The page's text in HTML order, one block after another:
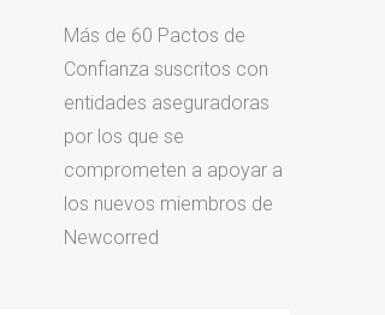
Más de 60 Pactos de
Confianza suscritos con
entidades aseguradoras
por los que se
comprometen a apoyar a
los nuevos miembros de
Newcorred